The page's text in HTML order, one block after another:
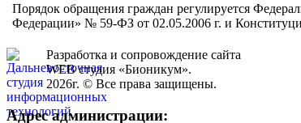
Порядок обращения граждан регулируется
Федерации» № 59-ФЗ от 02.05.2006 г. и
Разработка и сопровождение сайта
WEB студия «Бионикум».
2026г. © Все права защищены.
Адрес администрации: